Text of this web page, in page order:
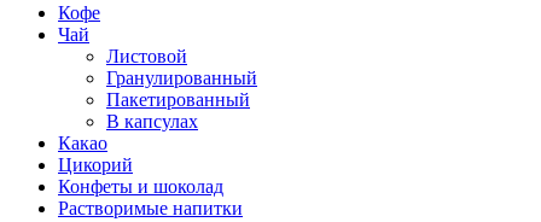
Кофе
Чай
Листовой
Гранулированный
Пакетированный
В капсулах
Какао
Цикорий
Конфеты и шоколад
Растворимые напитки